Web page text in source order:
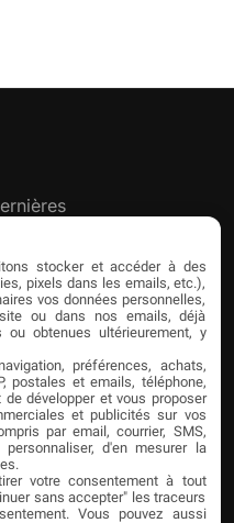
dédiées
Partenaires
Livefoot
Jeunesfooteux
Tólmi Studio
King Score
Foot en France
stocker et accéder à des
pixels dans les emails, etc.),
vos données personnelles,
ou dans nos emails, déjà
obtenues ultérieurement, y
préférences, achats,
postales et emails, téléphone,
développer et vous proposer
et publicités sur vos
par email, courrier, SMS,
d'en mesurer la
votre consentement à tout
sans accepter" les traceurs
Vous pouvez aussi